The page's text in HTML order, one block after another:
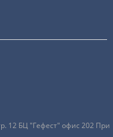
12 БЦ "Гефест" офис 202 При